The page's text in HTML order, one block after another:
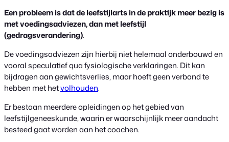
Een probleem is dat de leefstijlarts in de praktijk meer bezig is
met voedingsadviezen, dan met leefstijl
(gedragsverandering).
De voedingsadviezen zijn hierbij niet helemaal onderbouwd en
vooral speculatief qua fysiologische verklaringen. Dit kan
bijdragen aan gewichtsverlies, maar hoeft geen verband te
hebben met hetvolhouden.
Er bestaan meerdere opleidingen op het gebied van
leefstijlgeneeskunde, waarin er waarschijnlijk meer aandacht
besteed gaat worden aan het coachen.